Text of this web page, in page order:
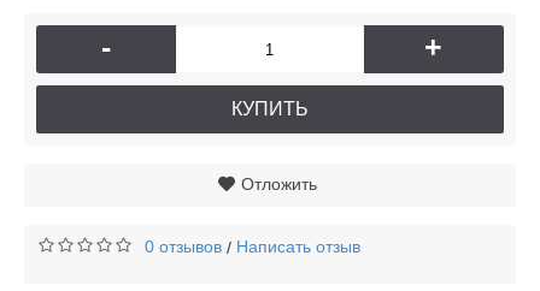
- +
КУПИТЬ
Отложить
0 отзывов / Написать отзыв